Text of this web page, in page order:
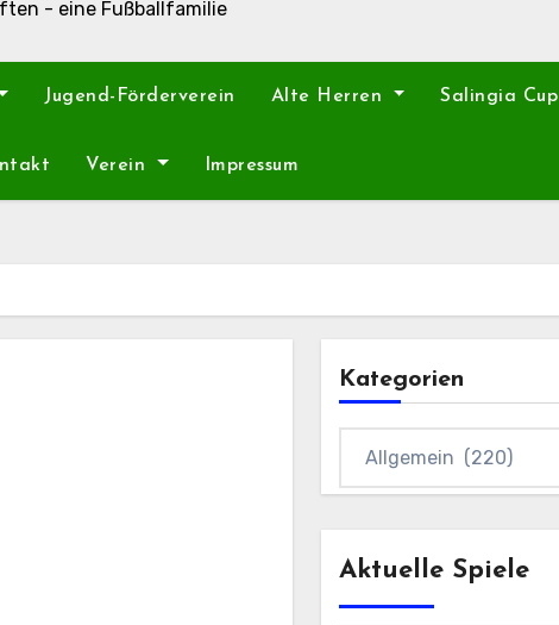
- eine Fußballfamilie
Jugend-Förderverein Alte Herren Salingia Cup
Verein Impressum
Kategorien
Aktuelle Spiele